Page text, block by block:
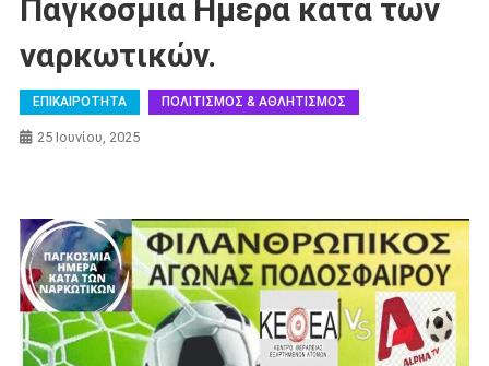
Παγκόσμια Ημέρα κατά των
ναρκωτικών.
ΕΠΙΚΑΙΡΟΤΗΤΑ ΠΟΛΙΤΙΣΜΟΣ & ΑΘΛΗΤΙΣΜΟΣ
25 Ιουνίου, 2025